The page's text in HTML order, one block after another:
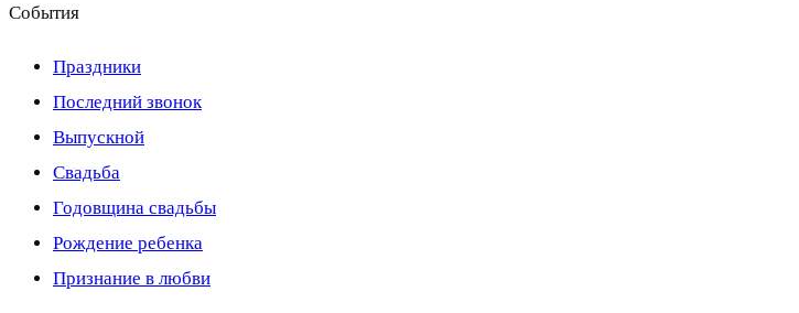
События
Праздники
Последний звонок
Выпускной
Свадьба
Годовщина свадьбы
Рождение ребенка
Признание в любви